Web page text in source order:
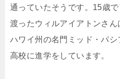
通っていたそうです。15歳で
渡ったウィルアイアトンさん
ハワイ州の名門ミッド・パシ
高校に進学をしています。